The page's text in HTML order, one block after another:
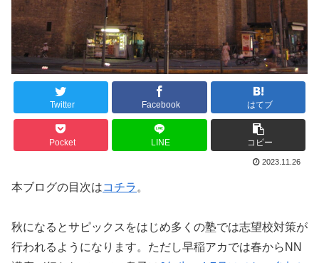
Twitter Facebook はてブ
Pocket LINE コピー
2023.11.26
本ブログの目次はコチラ 。
秋になるとサピックスをはじめ多くの塾では志望校対策が
行われるようになります。ただし早稲アカでは春からNN